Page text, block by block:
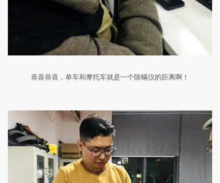
恭喜恭喜，单车和摩托车就是一个除螨仪的距离啊！